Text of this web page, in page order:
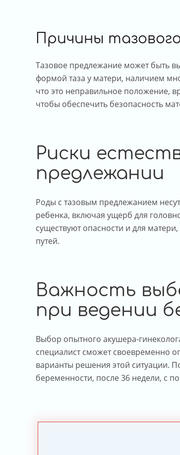
Причины
Тазовое предлежание может быть
формой таза у матери, наличием
что это неправильное положение,
чтобы обеспечить безопасность
Риски
предлежании
Роды с тазовым предлежанием
ребенка, включая ущерб для
существуют опасности и для
путей.
Важность
при ведении
Выбор опытного акушера-
специалист сможет своевременно
варианты решения этой ситуации.
беременности, после 36 недели, с